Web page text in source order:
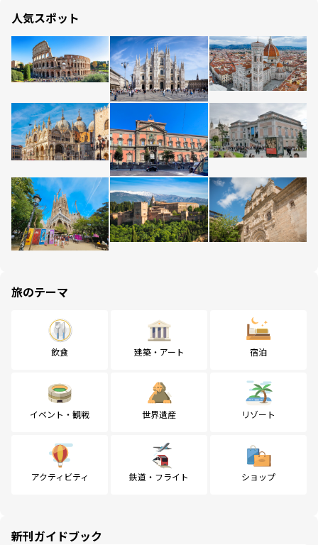
人気スポット
旅のテーマ
飲食 建築・アート 宿泊
イベント・観戦 世界遺産 リゾート
アクティビティ 鉄道・フライト ショップ
新刊ガイドブック